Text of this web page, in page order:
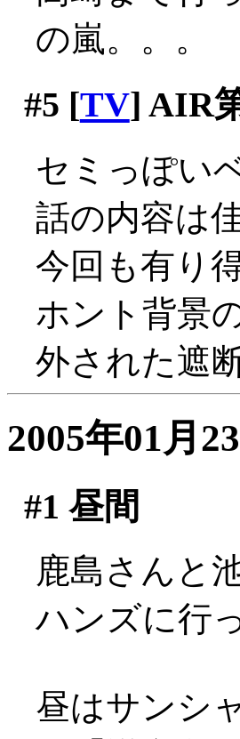
の嵐。。。
#5 [TV] AIR
セミっぽい
話の内容は
今回も有り
ホント背景
外された遮
2005年01月
#1 昼間
鹿島さんと
ハンズに行
昼はサンシ